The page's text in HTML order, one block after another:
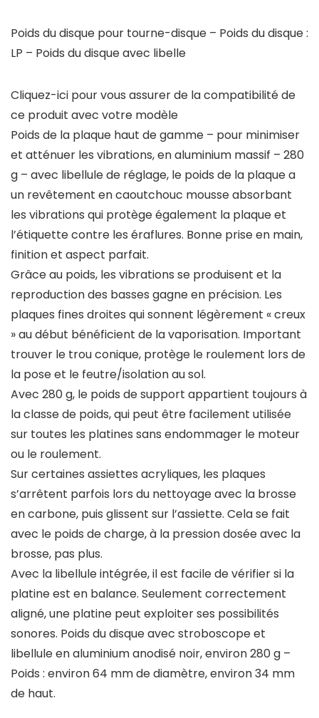
Poids du disque pour tourne-disque – Poids du disque :
LP – Poids du disque avec libelle
Cliquez-ici pour vous assurer de la compatibilité de
ce produit avec votre modèle
Poids de la plaque haut de gamme – pour minimiser
et atténuer les vibrations, en aluminium massif – 280
g – avec libellule de réglage, le poids de la plaque a
un revêtement en caoutchouc mousse absorbant
les vibrations qui protège également la plaque et
l’étiquette contre les éraflures. Bonne prise en main,
finition et aspect parfait.
Grâce au poids, les vibrations se produisent et la
reproduction des basses gagne en précision. Les
plaques fines droites qui sonnent légèrement « creux
» au début bénéficient de la vaporisation. Important
trouver le trou conique, protège le roulement lors de
la pose et le feutre/isolation au sol.
Avec 280 g, le poids de support appartient toujours à
la classe de poids, qui peut être facilement utilisée
sur toutes les platines sans endommager le moteur
ou le roulement.
Sur certaines assiettes acryliques, les plaques
s’arrêtent parfois lors du nettoyage avec la brosse
en carbone, puis glissent sur l’assiette. Cela se fait
avec le poids de charge, à la pression dosée avec la
brosse, pas plus.
Avec la libellule intégrée, il est facile de vérifier si la
platine est en balance. Seulement correctement
aligné, une platine peut exploiter ses possibilités
sonores. Poids du disque avec stroboscope et
libellule en aluminium anodisé noir, environ 280 g –
Poids : environ 64 mm de diamètre, environ 34 mm
de haut.